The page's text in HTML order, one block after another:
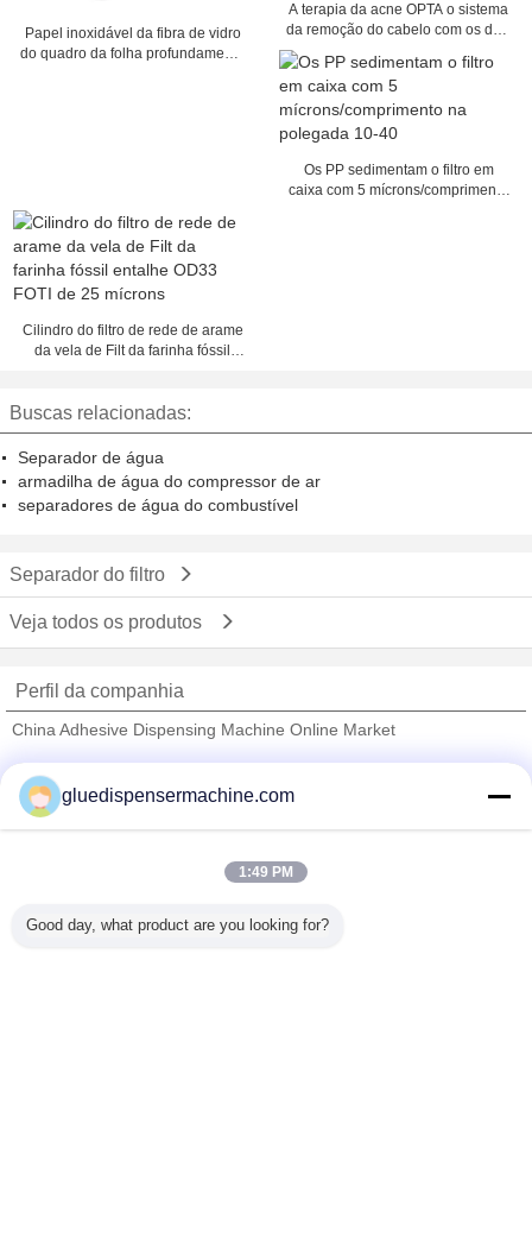
Papel inoxidável da fibra de vidro
do quadro da folha profundamente
A terapia da acne OPTA o sistema
da remoção do cabelo com os dois
punhos separados/ISO médico do
CE
Os PP sedimentam o filtro em
caixa com 5 mícrons/comprimento
Cilindro do filtro de rede de arame
da vela de Filt da farinha fóssil
Buscas relacionadas:
Separador de água
armadilha de água do compressor de ar
separadores de água do combustível
Separador do filtro
Veja todos os produtos
Perfil da companhia
China Adhesive Dispensing Machine Online Market
Trust Seal
Verified Suplier
Todos os Produtos
gluedispensermachine.com
1:49 PM
Good day, what product are you looking for?